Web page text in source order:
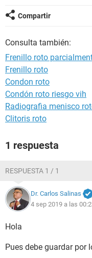
Compartir
Consulta también:
Frenillo roto
Frenillo roto
Condon roto
Condón roto riesgo vih
Radiografia menisco
Clitoris roto
1 respuesta
RESPUESTA 1 / 1
Dr. Carlos Salinas
4 sep 2019 a las
Hola
Pues debe guardar por